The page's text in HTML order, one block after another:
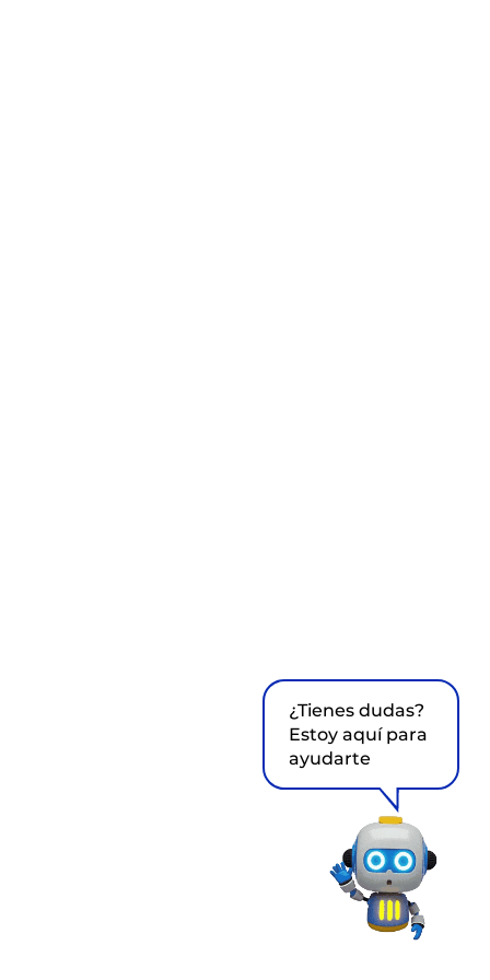
¿Tienes dudas?
Estoy aquí para
ayudarte